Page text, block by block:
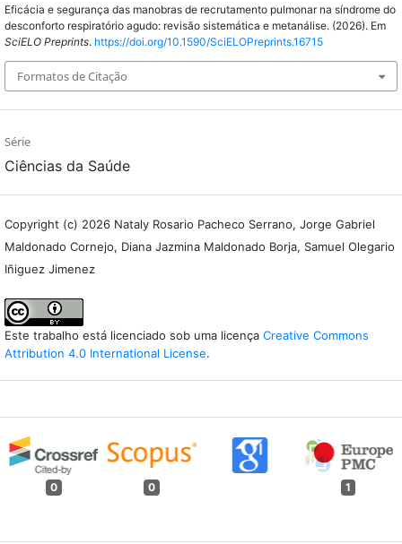
Eficácia e segurança das manobras de recrutamento pulmonar na síndrome do
desconforto respiratório agudo: revisão sistemática e metanálise. (2026). Em
SciELO Preprints. https://doi.org/10.1590/SciELOPreprints.16715
Formatos de Citação
Série
Ciências da Saúde
Copyright (c) 2026 Nataly Rosario Pacheco Serrano, Jorge Gabriel
Maldonado Cornejo, Diana Jazmina Maldonado Borja, Samuel Olegario
Iñiguez Jimenez
Este trabalho está licenciado sob uma licença Creative Commons
Attribution 4.0 International License.
0 0 1